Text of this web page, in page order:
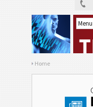
Home